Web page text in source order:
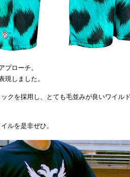
プローチ。
現しました。
クを採用し、とても毛並みが良いワイル
ルを是非ぜひ。